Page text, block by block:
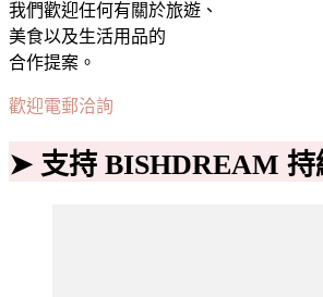
我們歡迎任何有關於旅遊、
美食以及生活用品的
合作提案。
歡迎電郵洽詢
➤ 支持 BISHDREAM 持